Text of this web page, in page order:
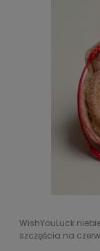
WishYouLuck
szczęścia na